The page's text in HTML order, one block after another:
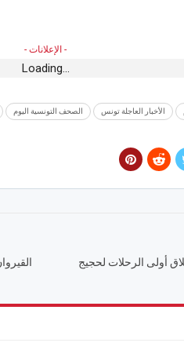
- الإعلانات -
Loading...
الأخبار العاجلة تونس الصحف التونسية اليوم
أولى الرحلات لحجيج